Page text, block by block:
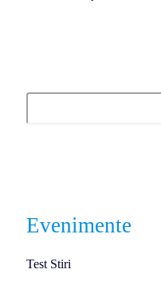
Evenimente
Test Stiri